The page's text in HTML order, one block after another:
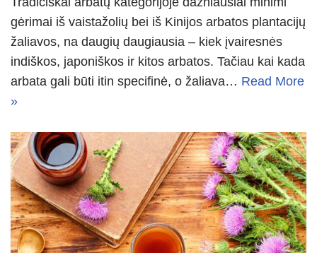
gėrimai iš vaistažolių bei iš Kinijos arbatos plantacijų
žaliavos, na daugių daugiausia – kiek įvairesnės
indiškos, japoniškos ir kitos arbatos. Tačiau kai kada
arbata gali būti itin specifinė, o žaliava… Read More
»